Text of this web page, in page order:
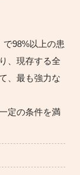
98%以上の患
、現存する全
、最も強力な
定の条件を満